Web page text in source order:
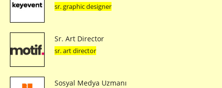
sr. graphic designer
Sr. Art Director
sr. art director
Sosyal Medya Uzmanı